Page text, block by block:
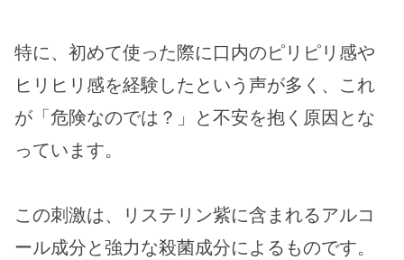
特に、初めて使った際に口内のピリピリ感や
ヒリヒリ感を経験したという声が多く、これ
が「危険なのでは？」と不安を抱く原因とな
っています。
この刺激は、リステリン紫に含まれるアルコ
ール成分と強力な殺菌成分によるものです。